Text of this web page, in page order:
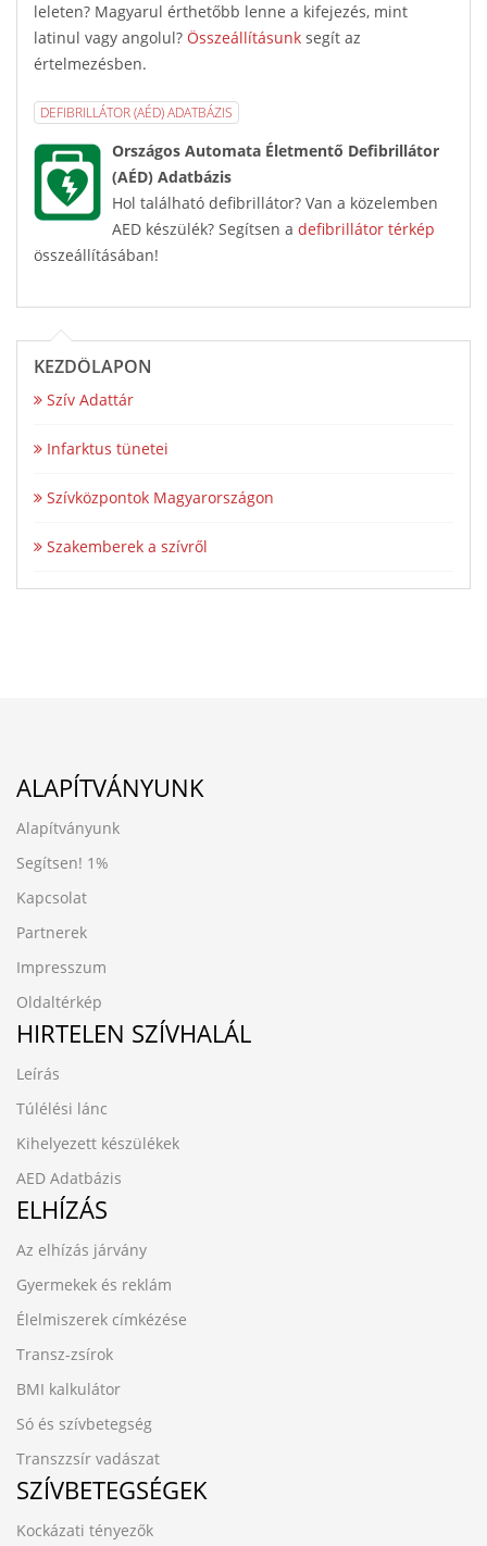
leleten? Magyarul érthetőbb lenne a kifejezés, mint
latinul vagy angolul? Összeállításunk segít az
értelmezésben.
DEFIBRILLÁTOR (AÉD) ADATBÁZIS
Országos Automata Életmentő Defibrillátor
(AÉD) Adatbázis
Hol található defibrillátor? Van a közelemben
AED készülék? Segítsen a defibrillátor térkép
összeállításában!
KEZDŐLAPON
Szív Adattár
Infarktus tünetei
Szívközpontok Magyarországon
Szakemberek a szívről
ALAPÍTVÁNYUNK
Alapítványunk
Segítsen! 1%
Kapcsolat
Partnerek
Impresszum
Oldaltérkép
HIRTELEN SZÍVHALÁL
Leírás
Túlélési lánc
Kihelyezett készülékek
AED Adatbázis
ELHÍZÁS
Az elhízás járvány
Gyermekek és reklám
Élelmiszerek címkézése
Transz-zsírok
BMI kalkulátor
Só és szívbetegség
Transzzsír vadászat
SZÍVBETEGSÉGEK
Kockázati tényezők